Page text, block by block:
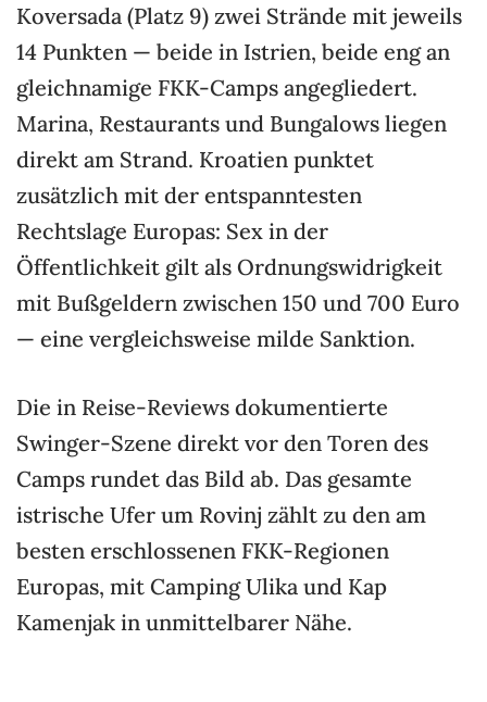
Koversada (Platz 9) zwei Strände mit jeweils
14 Punkten — beide in Istrien, beide eng an
gleichnamige FKK-Camps angegliedert.
Marina, Restaurants und Bungalows liegen
direkt am Strand. Kroatien punktet
zusätzlich mit der entspanntesten
Rechtslage Europas: Sex in der
Öffentlichkeit gilt als Ordnungswidrigkeit
mit Bußgeldern zwischen 150 und 700 Euro
— eine vergleichsweise milde Sanktion.
Die in Reise-Reviews dokumentierte
Swinger-Szene direkt vor den Toren des
Camps rundet das Bild ab. Das gesamte
istrische Ufer um Rovinj zählt zu den am
besten erschlossenen FKK-Regionen
Europas, mit Camping Ulika und Kap
Kamenjak in unmittelbarer Nähe.